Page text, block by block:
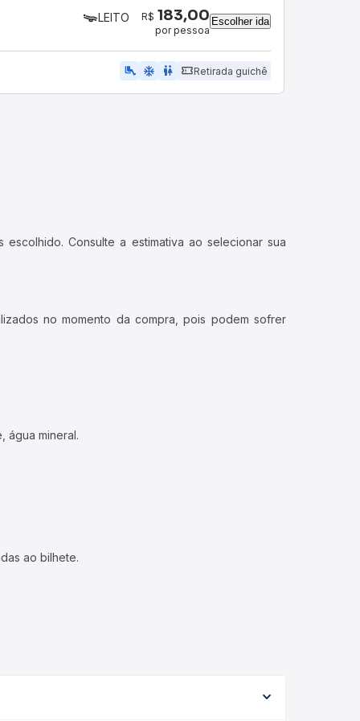
LEITO R$ 183,00
por pessoa
Escolher ida
airline_seat_legroom_extra ac_unit wc Retirada guichê
Consulte a estimativa ao selecionar sua
no momento da compra, pois podem sofrer
água mineral.
ao bilhete.